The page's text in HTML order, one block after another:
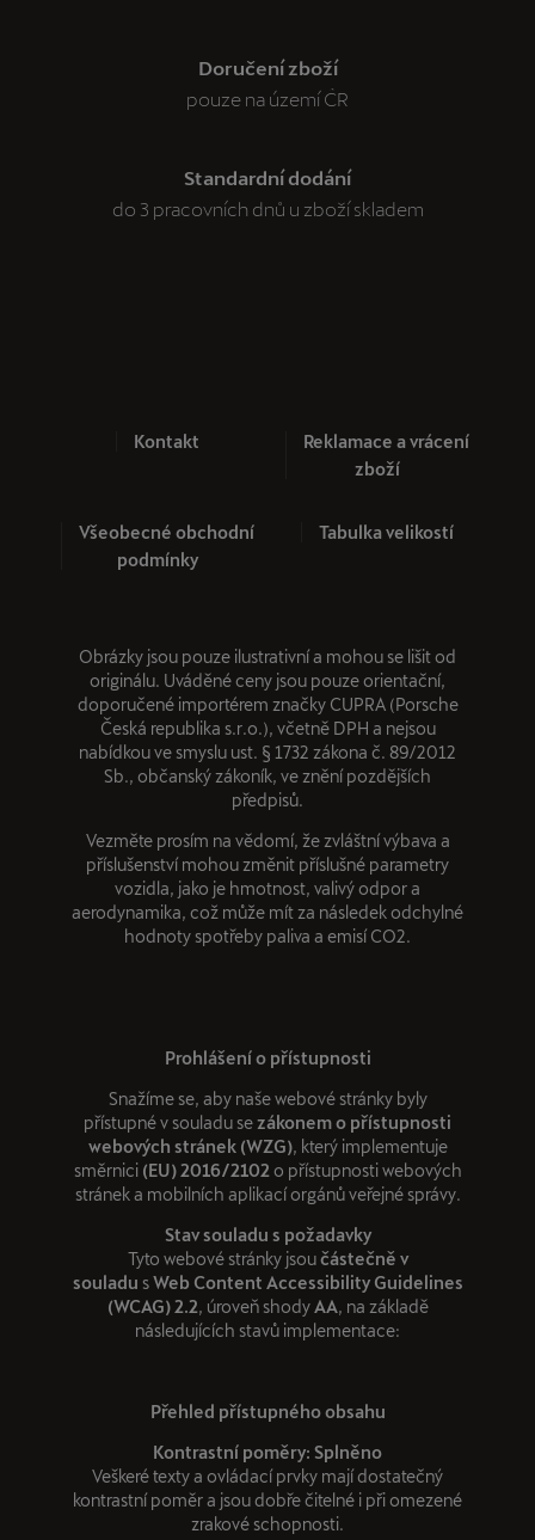
Doručení zboží
pouze na území ČR
Standardní dodání
do 3 pracovních dnů u zboží skladem
Kontakt
Reklamace a vrácení
zboží
Všeobecné obchodní
podmínky
Tabulka velikostí
Obrázky jsou pouze ilustrativní a mohou se lišit od
originálu. Uváděné ceny jsou pouze orientační,
doporučené importérem značky CUPRA (Porsche
Česká republika s.r.o.), včetně DPH a nejsou
nabídkou ve smyslu ust. § 1732 zákona č. 89/2012
Sb., občanský zákoník, ve znění pozdějších
předpisů.
Vezměte prosím na vědomí, že zvláštní výbava a
příslušenství mohou změnit příslušné parametry
vozidla, jako je hmotnost, valivý odpor a
aerodynamika, což může mít za následek odchylné
hodnoty spotřeby paliva a emisí CO2.
Prohlášení o přístupnosti
Snažíme se, aby naše webové stránky byly
přístupné v souladu sezákonem o přístupnosti
webových stránek (WZG), který implementuje
směrnici (EU) 2016/2102 o přístupnosti webových
stránek a mobilních aplikací orgánů veřejné správy.
Stav souladu s požadavky
Tyto webové stránky jsoučástečně v
souladu sWeb Content Accessibility Guidelines
(WCAG) 2.2, úroveň shodyAA, na základě
následujících stavů implementace:
Přehled přístupného obsahu
Kontrastní poměry: Splněno
Veškeré texty a ovládací prvky mají dostatečný
kontrastní poměr a jsou dobře čitelné i při omezené
zrakové schopnosti.